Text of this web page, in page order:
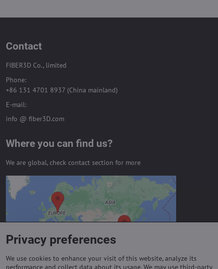
Contact
FIBER3D Co., limited
Phone:
+86 131 4701 8937 (China mainland)
E-mail:
info @ fiber3D.com
Where you can find us?
We are global, check contact section for more
External content is blocked by
Privacy options
Do you want to load external content?
Allow always - agree with cookie type:
Privacy preferences
We use cookies to enhance your visit of this website, analyze its
performance and collect data about its usage. We may use third-party